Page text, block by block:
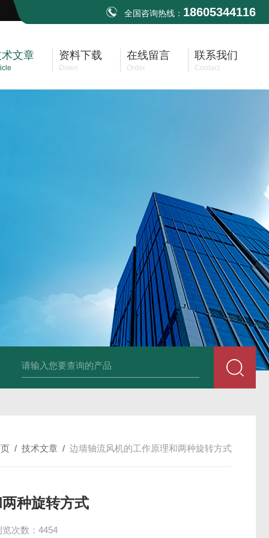
全国咨询热线： 18605344116
文章 资料下载
Down
在线留言
Order
联系我们
Contact
PP风帽 组合式空调机组 单层百叶
/ 技术文章 / 边墙轴流风机的工作原理和两种旋转方式
种旋转方式
览次数：4454